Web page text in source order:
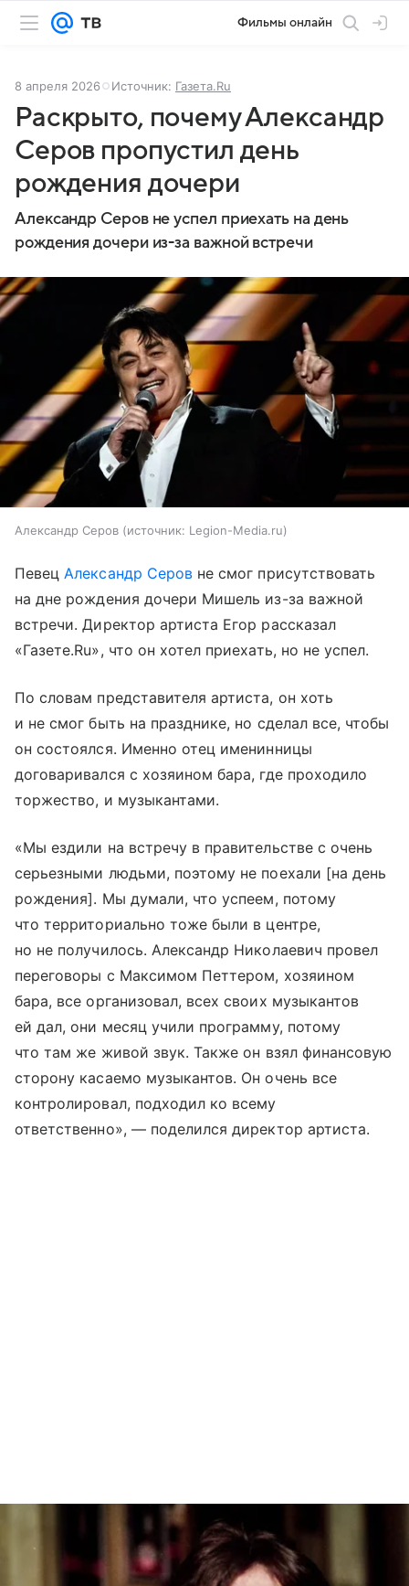
Фильмы онлайн
8 апреля 2026 Источник: Газета.Ru
Раскрыто, почему Александр
Серов пропустил день
рождения дочери
Александр Серов не успел приехать на день
рождения дочери из-за важной встречи
Александр Серов источник: Legion-Media.ru
ПевецАлександр Серов не смог присутствовать
на дне рождения дочери Мишель из-за важной
встречи. Директор артиста Егор рассказал
«Газете.Ru», что он хотел приехать, но не успел.
По словам представителя артиста, он хоть
и не смог быть на празднике, но сделал все, чтобы
он состоялся. Именно отец именинницы
договаривался с хозяином бара, где проходило
торжество, и музыкантами.
«Мы ездили на встречу в правительстве с очень
серьезными людьми, поэтому не поехали [на день
рождения]. Мы думали, что успеем, потому
что территориально тоже были в центре,
но не получилось. Александр Николаевич провел
переговоры с Максимом Петтером, хозяином
бара, все организовал, всех своих музыкантов
ей дал, они месяц учили программу, потому
что там же живой звук. Также он взял финансовую
сторону касаемо музыкантов. Он очень все
контролировал, подходил ко всему
ответственно», — поделился директор артиста.